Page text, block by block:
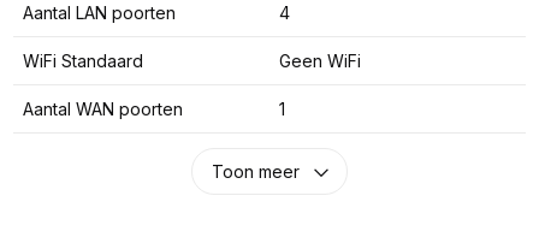
Aantal LAN poorten 4
WiFi Standaard Geen WiFi
Aantal WAN poorten 1
Toon meer